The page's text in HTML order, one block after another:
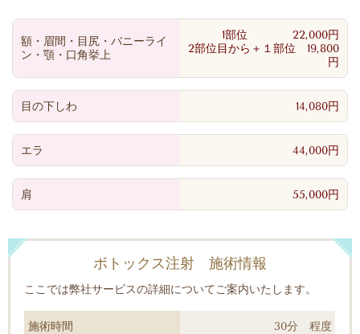
額・眉間・目尻・バニーライ
ン・顎・口角挙上
1部位 22,000円
2部位目から＋１部位 19,800
円
目の下しわ 14,080円
エラ 44,000円
肩 55,000円
ボトックス注射 施術情報
ここでは弊社サービスの詳細についてご案内いたします。
施術時間 30分 程度